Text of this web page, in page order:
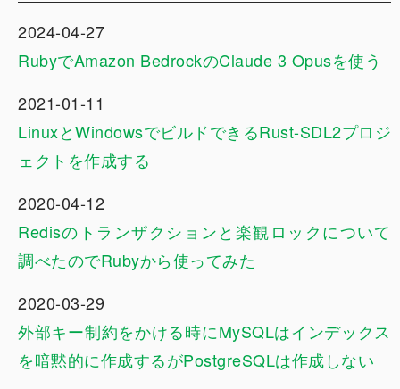
2024-04-27
RubyでAmazon BedrockのClaude 3 Opusを使う
2021-01-11
LinuxとWindowsでビルドできるRust-SDL2プロジ
ェクトを作成する
2020-04-12
Redisのトランザクションと楽観ロックについて
調べたのでRubyから使ってみた
2020-03-29
外部キー制約をかける時にMySQLはインデックス
を暗黙的に作成するがPostgreSQLは作成しない